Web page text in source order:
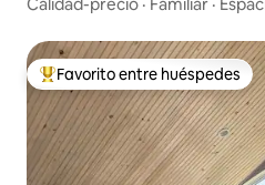
Favorito entre huéspedes
Favorito entre huéspedes